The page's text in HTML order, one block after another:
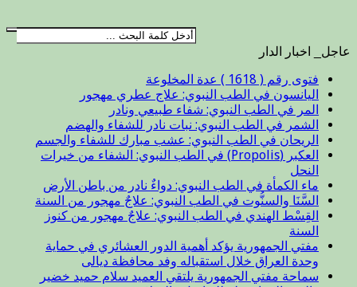
عاجل_ اخبار الدار
فتوى رقم ( 1618 ) عدة المخلوعة
اليانسون في الطب النبوي: علاج عطري مهجور
المر في الطب النبوي: شفاء طبيعي ونادر
الشمر في الطب النبوي: نبات نادر للشفاء والهضم
الريحان في الطب النبوي: عشب مبارك للشفاء والجسم
العكبر (Propolis) في الطب النبوي: الشفاء من خيرات
النحل
ماء الكمأة في الطب النبوي: دواءٌ نادر من باطن الأرض
السَّنَا والسنُّوت في الطب النبوي: علاجٌ مهجور من السنة
القِسْط الهندي في الطب النبوي: علاجٌ مهجور من كنوز
السنة
مفتي الجمهورية يؤكد أهمية الدور العشائري في حماية
وحدة العراق خلال استقباله وفد محافظة ديالى
سماحة مفتي الجمهورية يلتقي العميد سلام حميد خضير